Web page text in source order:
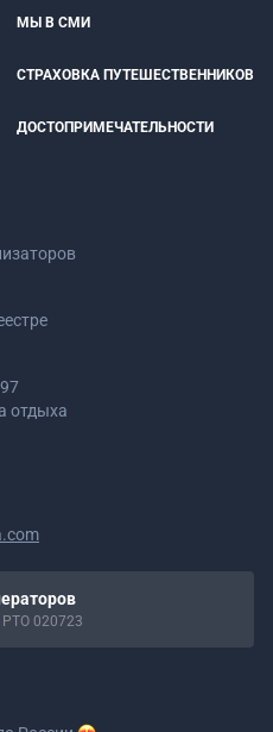
МЫ В СМИ
СТРАХОВКА ПУТЕШЕСТВЕННИКОВ
ДОСТОПРИМЕЧАТЕЛЬНОСТИ
отдыха
020723